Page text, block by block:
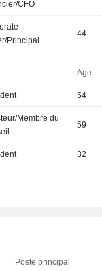
CFO
Principal
44
Age
54
Membre du
59
32
Poste principal